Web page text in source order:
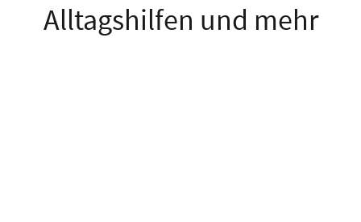
Alltagshilfen und mehr